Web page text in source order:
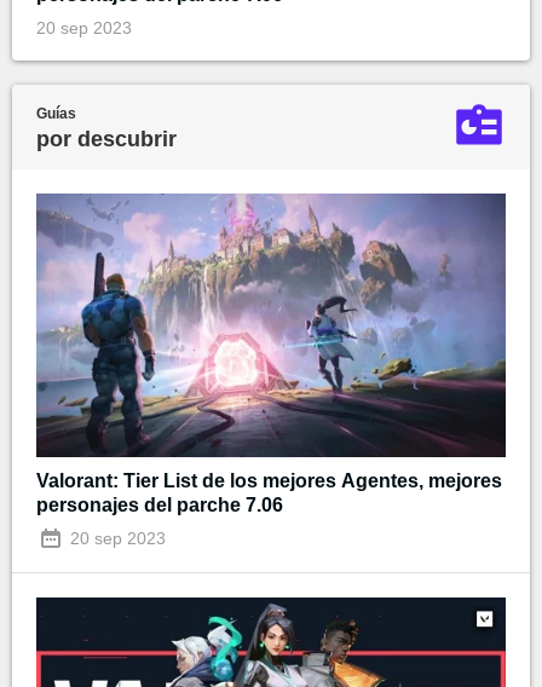
20 sep 2023
Guías
por descubrir
Valorant: Tier List de los mejores Agentes, mejores
personajes del parche 7.06
20 sep 2023